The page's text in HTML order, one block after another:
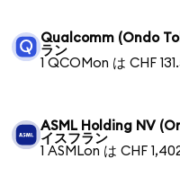
Qualcomm (Ondo
ラン
1 QCOMon は CHF
ASML Holding NV
イスフラン
1 ASMLon は CHF